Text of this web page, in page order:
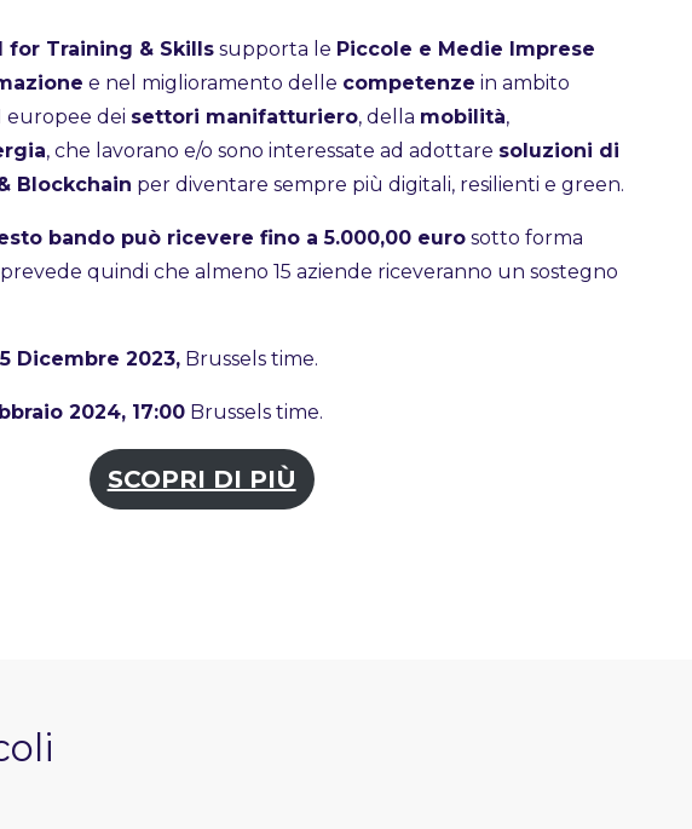
for Training & Skillssupporta le Piccole e Medie Imprese
e nel miglioramento delle competenze in ambito
europee dei settori manifatturiero, della mobilità,
, che lavorano e/o sono interessate ad adottare soluzioni di
Blockchain per diventare sempre più digitali, resilienti e green.
bando può ricevere fino a 5.000,00 eurosotto forma
prevede quindi che almeno 15 aziende riceveranno un sostegno
Dicembre 2023,Brussels time.
2024, 17:00Brussels time.
SCOPRI DI PIÙ